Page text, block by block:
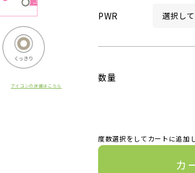
アイコンの詳細はこちら
PWR
数量
度数選択をしてカートに追加
カ